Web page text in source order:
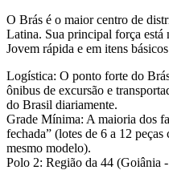
O Brás é o maior centro de
Latina. Sua principal força está
Jovem rápida e em itens
Logística: O ponto forte do
ônibus de excursão e
do Brasil diariamente.
Grade Mínima: A maioria dos
fechada” (lotes de 6 a 12
mesmo modelo).
Polo 2: Região da 44 (Goiânia